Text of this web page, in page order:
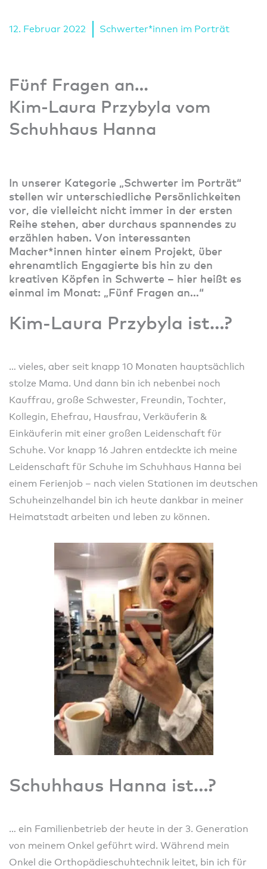
12. Februar 2022 Schwerter*innen im Porträt
Fünf Fragen an…
Kim-Laura Przybyla vom
Schuhhaus Hanna
In unserer Kategorie „Schwerter im Porträt“
stellen wir unterschiedliche Persönlichkeiten
vor, die vielleicht nicht immer in der ersten
Reihe stehen, aber durchaus spannendes zu
erzählen haben. Von interessanten
Macher*innen hinter einem Projekt, über
ehrenamtlich Engagierte bis hin zu den
kreativen Köpfen in Schwerte – hier heißt es
einmal im Monat: „Fünf Fragen an…“
Kim-Laura Przybyla ist…?
… vieles, aber seit knapp 10 Monaten hauptsächlich
stolze Mama. Und dann bin ich nebenbei noch
Kauffrau, große Schwester, Freundin, Tochter,
Kollegin, Ehefrau, Hausfrau, Verkäuferin &
Einkäuferin mit einer großen Leidenschaft für
Schuhe. Vor knapp 16 Jahren entdeckte ich meine
Leidenschaft für Schuhe im Schuhhaus Hanna bei
einem Ferienjob – nach vielen Stationen im deutschen
Schuheinzelhandel bin ich heute dankbar in meiner
Heimatstadt arbeiten und leben zu können.
Schuhhaus Hanna ist…?
… ein Familienbetrieb der heute in der 3. Generation
von meinem Onkel geführt wird. Während mein
Onkel die Orthopädieschuhtechnik leitet, bin ich für